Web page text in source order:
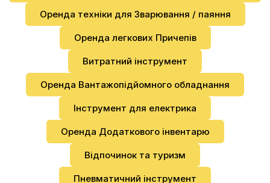
Оренда техніки для Зварювання / паяння
Оренда легкових Причепів
Витратний інструмент
Оренда Вантажопідйомного обладнання
Інструмент для електрика
Оренда Додаткового інвентарю
Відпочинок та туризм
Пневматичний інструмент